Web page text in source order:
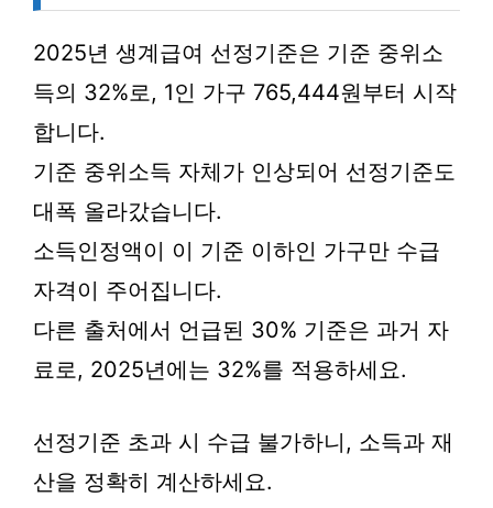
2025년 생계급여 선정기준은 기준 중위소
득의 32%로, 1인 가구 765,444원부터 시작
합니다.
기준 중위소득 자체가 인상되어 선정기준도
대폭 올라갔습니다.
소득인정액이 이 기준 이하인 가구만 수급
자격이 주어집니다.
다른 출처에서 언급된 30% 기준은 과거 자
료로, 2025년에는 32%를 적용하세요.
선정기준 초과 시 수급 불가하니, 소득과 재
산을 정확히 계산하세요.